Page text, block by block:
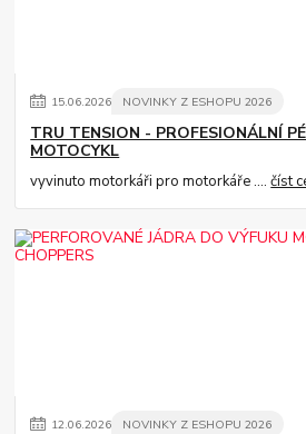
15.06.2026 NOVINKY Z ESHOPU 2026
TRU TENSION - PROFESIONÁLNÍ
MOTOCYKL
vyvinuto motorkáři pro motorkáře ....číst
12.06.2026 NOVINKY Z ESHOPU 2026